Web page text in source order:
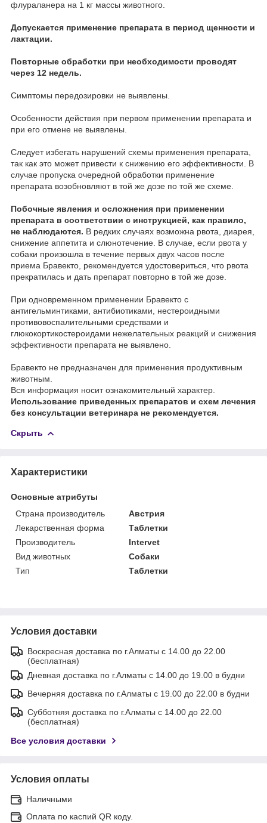
флураланера на 1 кг массы животного.
Допускается применение препарата в период щенности и
лактации.
Повторные обработки при необходимости проводят
через 12 недель.
Симптомы передозировки не выявлены.
Особенности действия при первом применении препарата и
при его отмене не выявлены.
Следует избегать нарушений схемы применения препарата,
так как это может привести к снижению его эффективности. В
случае пропуска очередной обработки применение
препарата возобновляют в той же дозе по той же схеме.
Побочные явления и осложнения при применении
препарата в соответствии с инструкцией, как правило,
не наблюдаются. В редких случаях возможна рвота, диарея,
снижение аппетита и слюнотечение. В случае, если рвота у
собаки произошла в течение первых двух часов после
приема Бравекто, рекомендуется удостовериться, что рвота
прекратилась и дать препарат повторно в той же дозе.
При одновременном применении Бравекто с
антигельминтиками, антибиотиками, нестероидными
противовоспалительными средствами и
глюкокортикостероидами нежелательных реакций и снижения
эффективности препарата не выявлено.
Бравекто не предназначен для применения продуктивным
животным.
Вся информация носит ознакомительный характер.
Использование приведенных препаратов и схем лечения
без консультации ветеринара не рекомендуется.
Скрыть
Характеристики
Основные атрибуты
Страна производитель
Австрия
Лекарственная форма
Таблетки
Производитель
Intervet
Вид животных
Собаки
Тип
Таблетки
Условия доставки
Воскресная доставка по г.Алматы с 14.00 до 22.00
(бесплатная)
Дневная доставка по г.Алматы с 14.00 до 19.00 в будни
Вечерняя доставка по г.Алматы с 19.00 до 22.00 в будни
Субботняя доставка по г.Алматы с 14.00 до 22.00
(бесплатная)
Все условия доставки
Условия оплаты
Наличными
Оплата по каспий QR коду.